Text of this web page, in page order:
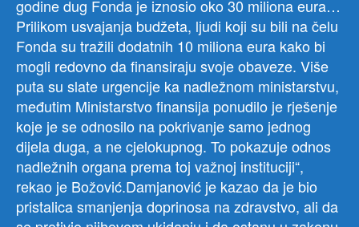
godine dug Fonda je iznosio oko 30 miliona eura…
Prilikom usvajanja budžeta, ljudi koji su bili na čelu
Fonda su tražili dodatnih 10 miliona eura kako bi
mogli redovno da finansiraju svoje obaveze. Više
puta su slate urgencije ka nadležnom ministarstvu,
međutim Ministarstvo finansija ponudilo je rješenje
koje je se odnosilo na pokrivanje samo jednog
dijela duga, a ne cjelokupnog. To pokazuje odnos
nadležnih organa prema toj važnoj instituciji“,
rekao je Božović.Damjanović je kazao da je bio
pristalica smanjenja doprinosa na zdravstvo, ali da